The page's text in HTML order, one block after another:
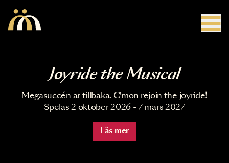
Joyride the Musical
Megasuccén är tillbaka. C'mon rejoin the joyride!
Spelas 2 oktober 2026 - 7 mars 2027
Läs mer